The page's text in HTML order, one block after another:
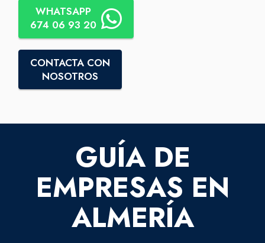
WHATSAPP
674 06 93 20
CONTACTA CON
NOSOTROS
GUÍA DE
EMPRESAS EN
ALMERÍA